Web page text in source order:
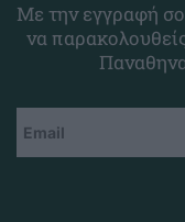
Με την εγγραφή
να